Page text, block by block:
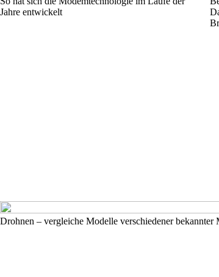
Jahre entwickelt
Drohnen – vergleiche Modelle verschiedener bekannter